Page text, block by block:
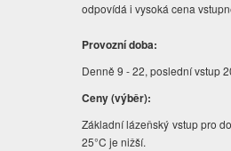
odpovídá i vysoká cena
Provozní doba:
Denně 9 - 22, poslední vstup
Ceny (výběr):
Základní lázeňský vstup pro
25°C je nižší.